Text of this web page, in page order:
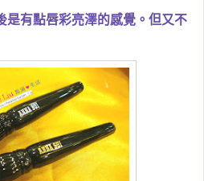
是有點唇彩亮澤的感覺。但又不